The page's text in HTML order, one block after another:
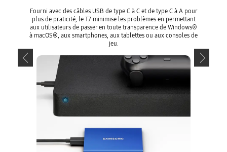
Fourni avec des câbles USB de type C à C et de type C à A pour
plus de praticité, le T7 minimise les problèmes en permettant
aux utilisateurs de passer en toute transparence de Windows®
à macOS®, aux smartphones, aux tablettes ou aux consoles de
jeu.